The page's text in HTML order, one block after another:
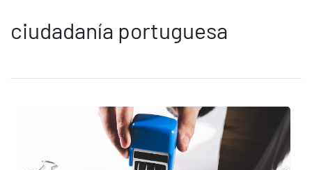
ciudadanía portuguesa